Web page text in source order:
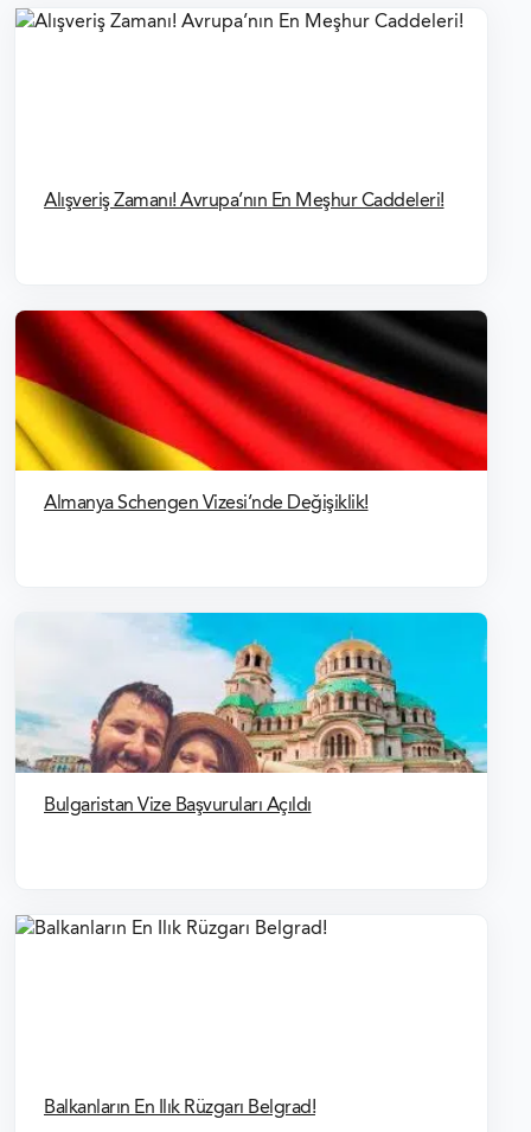
Alışveriş Zamanı! Avrupa’nın En Meşhur Caddeleri!
Almanya Schengen Vizesi’nde Değişiklik!
Bulgaristan Vize Başvuruları Açıldı
Balkanların En Ilık Rüzgarı Belgrad!